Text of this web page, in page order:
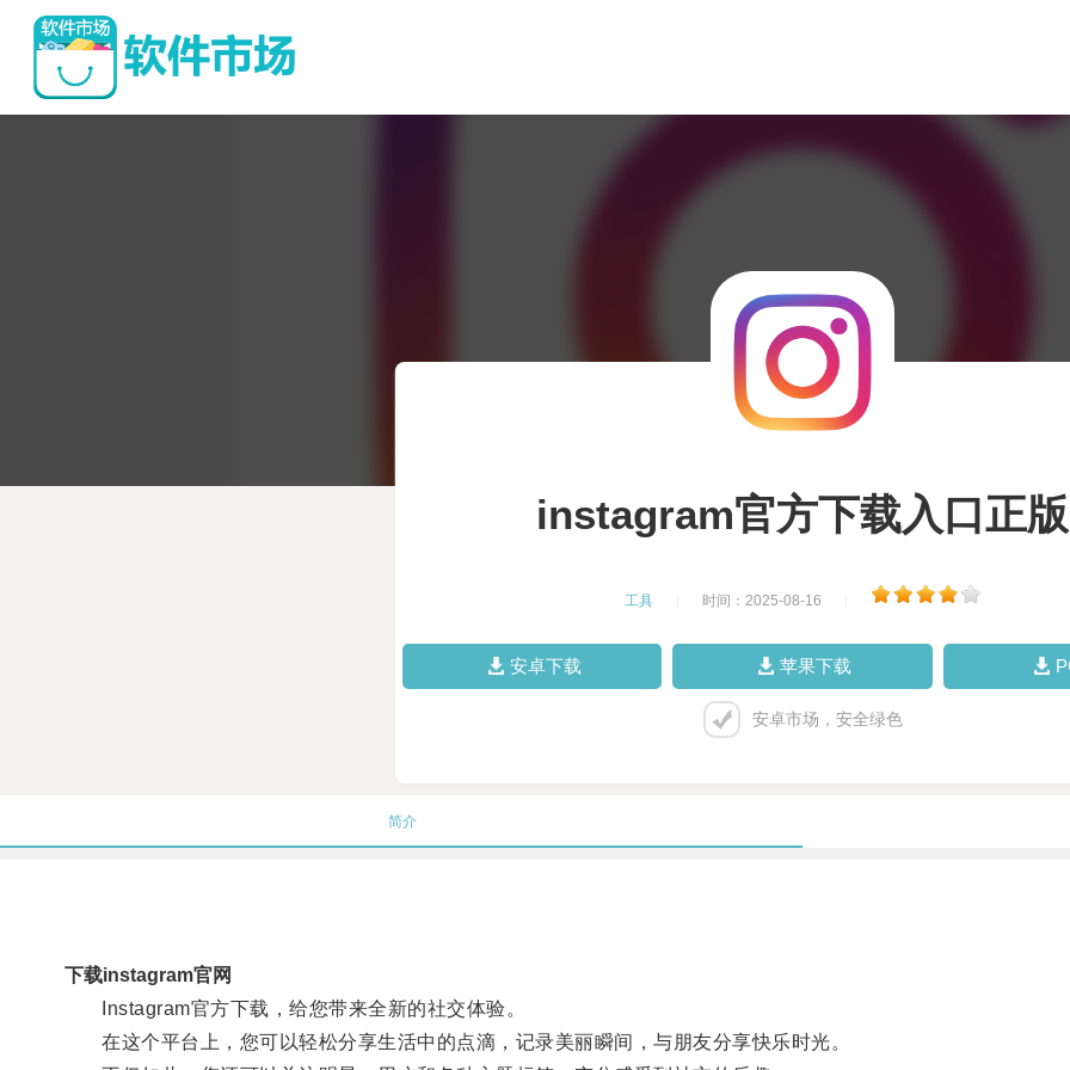
instagram官方下载入口正版
工具 时间：2025-08-16
安卓下载 苹果下载
安卓市场，安全绿色
简介
下载instagram官网
Instagram官方下载，给您带来全新的社交体验。
在这个平台上，您可以轻松分享生活中的点滴，记录美丽瞬间，与朋友分享快乐时光。